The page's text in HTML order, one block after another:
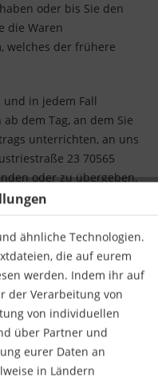
ähnliche Technologien.
die auf eurem
werden. Indem ihr auf
der Verarbeitung von
von individuellen
über Partner und
eurer Daten an
in Ländern
oder bis Sie den
die Waren
welches der frühere
in jedem Fall
dem Tag, an dem Sie
unterrichten, an uns
23 70565
oder zu übergeben.
vor Ablauf der Frist
der Rücksendung der
der Waren nur
auf einen zur Prüfung
Funktionsweise der
mit ihnen